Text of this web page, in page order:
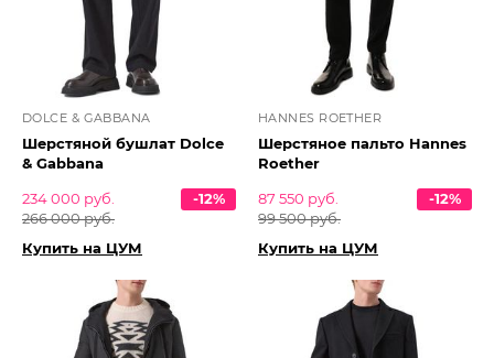
DOLCE & GABBANA
Шерстяной бушлат Dolce
& Gabbana
234 000 руб.
266 000 руб.
-12%
Купить на ЦУМ
HANNES ROETHER
Шерстяное пальто Hannes
Roether
87 550 руб.
99 500 руб.
-12%
Купить на ЦУМ